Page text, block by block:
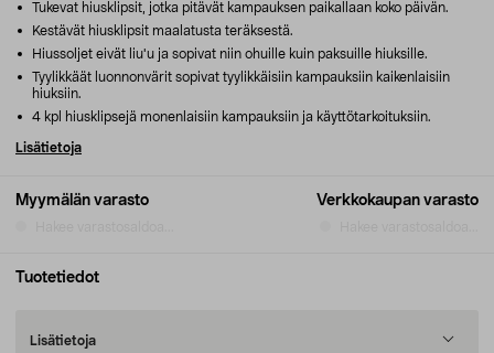
Myymälän varasto Verkkokaupan varasto
Tukevat hiusklipsit, jotka pitävät kampauksen paikallaan koko päivän.
Kestävät hiusklipsit maalatusta teräksestä.
Hiussoljet eivät liu'u ja sopivat niin ohuille kuin paksuille hiuksille.
Tyylikkäät luonnonvärit sopivat tyylikkäisiin kampauksiin kaikenlaisiin
hiuksiin.
4 kpl hiusklipsejä monenlaisiin kampauksiin ja käyttötarkoituksiin.
Lisätietoja
Tuotetiedot
Lisätietoja